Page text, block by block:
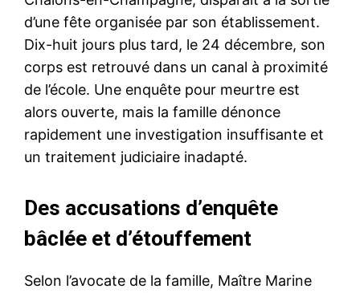
d’une fête organisée par son établissement.
Dix-huit jours plus tard, le 24 décembre, son
corps est retrouvé dans un canal à proximité
de l’école. Une enquête pour meurtre est
alors ouverte, mais la famille dénonce
rapidement une investigation insuffisante et
un traitement judiciaire inadapté.
Des accusations d’enquête
bâclée et d’étouffement
Selon l’avocate de la famille, Maître Marine